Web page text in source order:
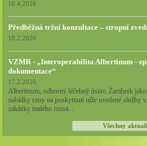
16.4.2026
Předběžná tržní konzultace – stropní
18.2.2026
VZMR - „Interoperabilita Albertinum -
dokumentace“
17.2.2026
Albertinum, odborný léčebný ústav, Žamberk
nabídky ceny na poskytnutí níže uvedené služby
zakázky malého rozsa...
Všechny